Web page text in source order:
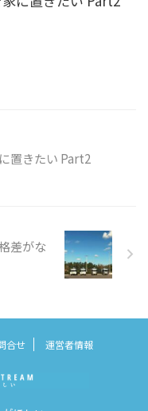
置きたい Part2
差がな
合せ 運営者情報